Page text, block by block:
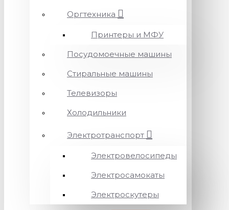
Оргтехника
Принтеры и МФУ
Посудомоечные машины
Стиральные машины
Телевизоры
Холодильники
Электротранспорт
Электровелосипеды
Электросамокаты
Электроскутеры